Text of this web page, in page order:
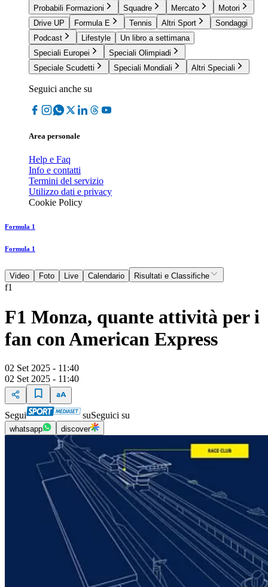
Probabili Formazioni
Squadre Mercato
Motori
Drive UP
Formula E Tennis Altri Sport
Sondaggi
Podcast
Lifestyle
Un libro a settimana
Speciali Europei
Speciali Olimpiadi
Speciale Scudetti
Speciali Mondiali Altri Speciali
Seguici anche su
Area personale
Help e Faq
Info e contatti
Termini del servizio
Utilizzo dati e privacy
Cookie Policy
Formula 1
Formula 1
Video Foto Live Calendario Risultati e Classifiche
f1
F1 Monza, quante attività per i
fan con American Express
02 Set 2025 - 11:40
02 Set 2025 - 11:40
Segui suSeguici su
whatsapp discover